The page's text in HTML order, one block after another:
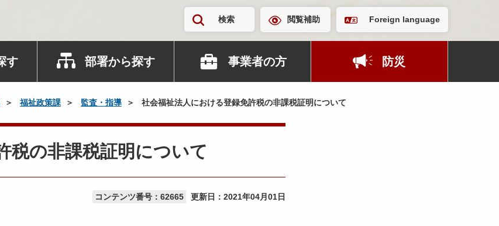
検索 閲覧補助 Foreign language
す 部署から探す 事業者の方 防災
福祉政策課 監査・指導 社会福祉法人における登録免許税の非課税証明について
税の非課税証明について
コンテンツ番号：62665 更新日： 2021年04月01日